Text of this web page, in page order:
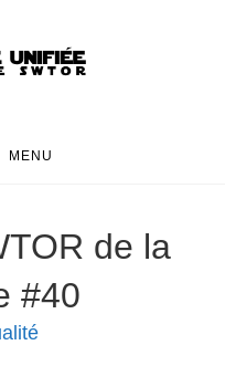
MENU
de la
#40